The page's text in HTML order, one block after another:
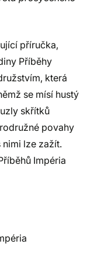
příručka,
Příběhy
která
se mísí hustý
skřítků
povahy
lze zažít.
Impéria